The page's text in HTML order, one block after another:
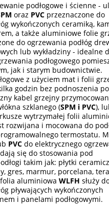
podłogowe i ścienne -
oraz PVC przeznaczone do
wykończonych ceramiką,
a także aluminiowe folie
do ogrzewania podłóg
lub wykładziny - idealne
podłogowego
jak i starym budownictwie.
z użyciem mat i folii
godzin bez podnoszenia
kabel grzejny
szklanego (SPM i PVC),
wytrzymałej folii
rozwijana i mocowana do
termostatu.
PVC do elektrycznego
się do stosowania pod
takim jak: płytki
gres, marmur, porcelana,
aluminiowa WLFH służy
pływających wykończonych
i panelami podłogowymi.